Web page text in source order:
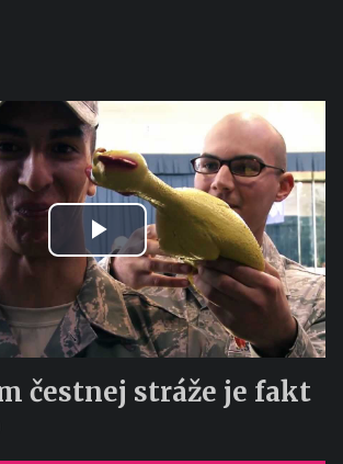
Play
Video
čestnej stráže je fakt